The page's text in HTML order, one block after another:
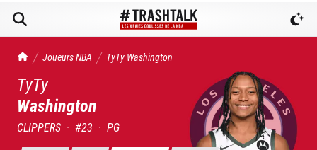
TrashTalk Actu NBA
Joueurs NBA TyTy Washington
TyTy
Washington
CLIPPERS · #23 · PG